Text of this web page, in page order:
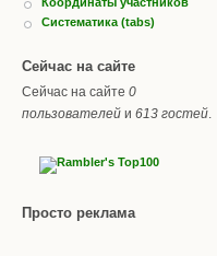
Систематика (tabs)
Сейчас на сайте
Сейчас на сайте 0
пользователей и 613 гостей.
Просто реклама